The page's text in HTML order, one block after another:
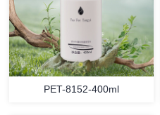
PET-8152-400ml